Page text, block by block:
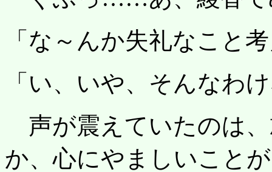
「な～んか失礼なこと
「い、いや、そんな
声が震えていたのは
か、心にやましいこと